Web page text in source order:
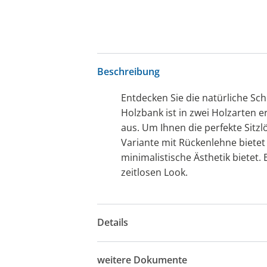
Beschreibung
Entdecken Sie die natürliche
Holzbank ist in zwei Holzarten
aus. Um Ihnen die perfekte
Variante mit Rückenlehne
minimalistische Ästhetik bietet.
zeitlosen Look.
Details
weitere Dokumente